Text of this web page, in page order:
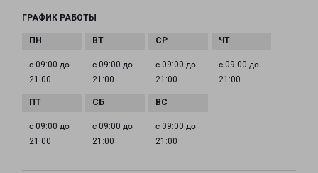
ГРАФИК РАБОТЫ
с 09:00 до
21:00
с 09:00 до
21:00
с 09:00 до
21:00
с 09:00 до
21:00
с 09:00 до
21:00
с 09:00 до
21:00
с 09:00 до
21:00